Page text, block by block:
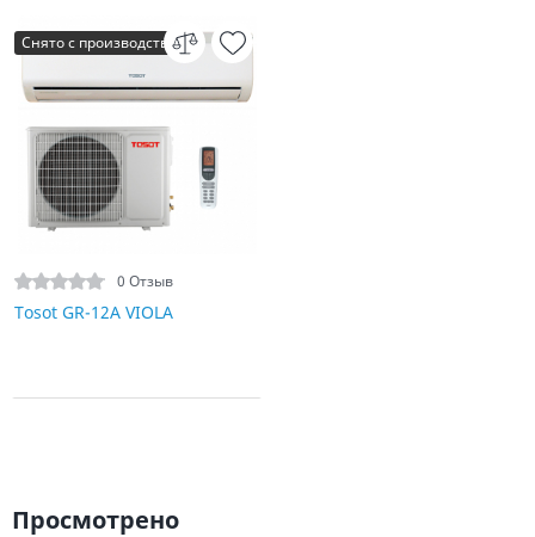
Снято с производства
0 Отзыв
Tosot GR-12A VIOLA
Просмотрено